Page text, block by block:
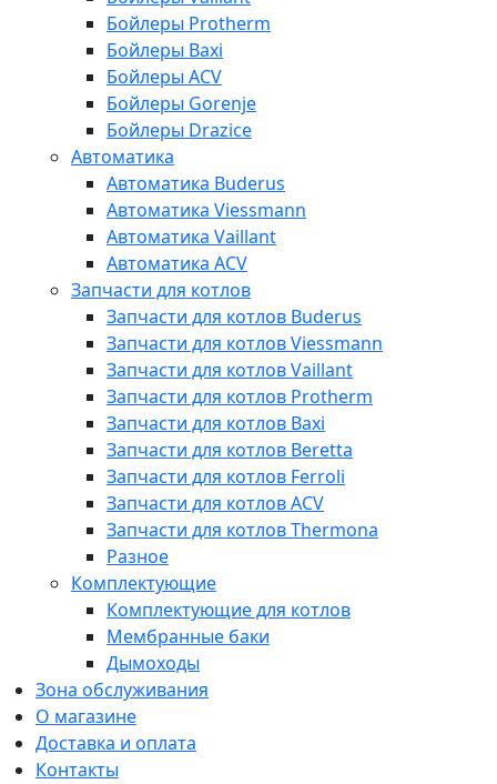
Бойлеры Protherm
Бойлеры Baxi
Бойлеры ACV
Бойлеры Gorenje
Бойлеры Drazice
Автоматика
Автоматика Buderus
Автоматика Viessmann
Автоматика Vaillant
Автоматика ACV
Запчасти для котлов
Запчасти для котлов Buderus
Запчасти для котлов Viessmann
Запчасти для котлов Vaillant
Запчасти для котлов Protherm
Запчасти для котлов Baxi
Запчасти для котлов Beretta
Запчасти для котлов Ferroli
Запчасти для котлов ACV
Запчасти для котлов Thermona
Разное
Комплектующие
Комплектующие для котлов
Мембранные баки
Дымоходы
Зона обслуживания
О магазине
Доставка и оплата
Контакты